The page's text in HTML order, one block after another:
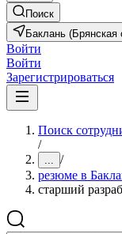
Поиск
Баклань (Брянская
Войти
Войти
Зарегистрироваться
Поиск
/
... /
резюме в
старший